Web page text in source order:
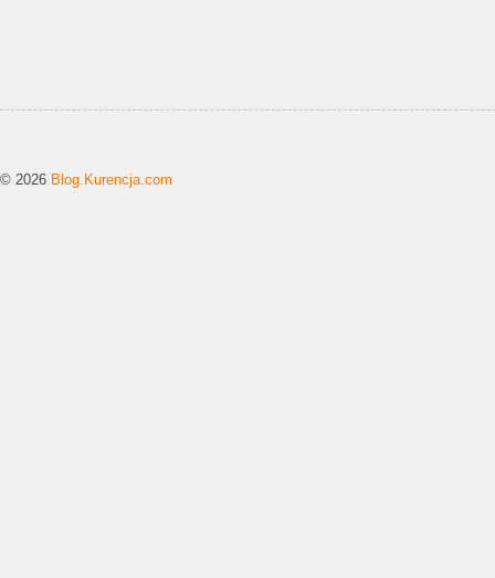
© 2026 Blog.Kurencja.com